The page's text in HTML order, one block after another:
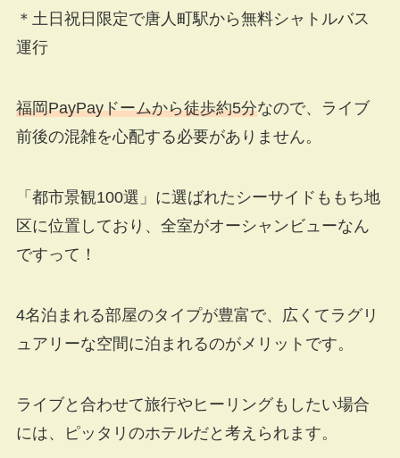
＊土日祝日限定で唐人町駅から無料シャトルバス
運行
福岡PayPayドームから徒歩約5分なので、ライブ
前後の混雑を心配する必要がありません。
「都市景観100選」に選ばれたシーサイドももち地
区に位置しており、全室がオーシャンビューなん
ですって！
4名泊まれる部屋のタイプが豊富で、広くてラグリ
ュアリーな空間に泊まれるのがメリットです。
ライブと合わせて旅行やヒーリングもしたい場合
には、ピッタリのホテルだと考えられます。